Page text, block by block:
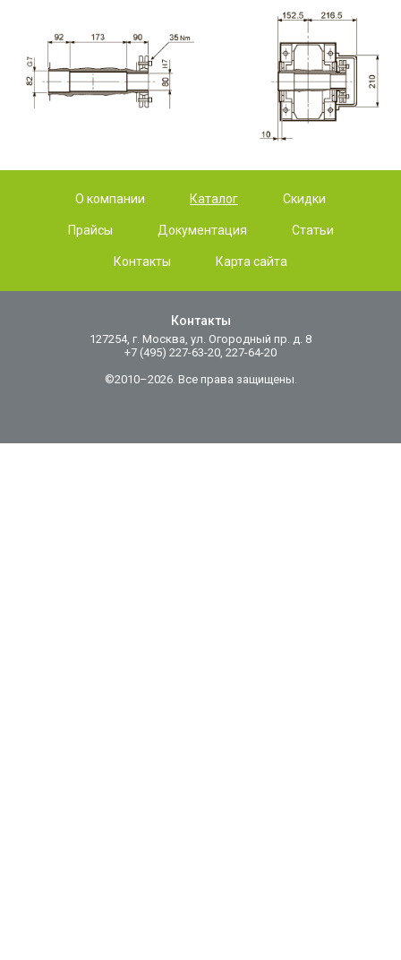
О компании Каталог Скидки
Прайсы Документация Статьи
Контакты Карта сайта
Контакты
127254, г. Москва, ул. Огородный пр. д. 8
+7 (495) 227-63-20, 227-64-20
©2010–2026. Все права защищены.